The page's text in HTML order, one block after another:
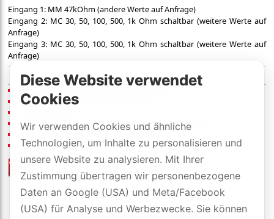
Eingang 1: MM 47kOhm (andere Werte auf Anfrage)
Eingang 2: MC 30, 50, 100, 500, 1k Ohm schaltbar (weitere Werte auf
Anfrage)
Eingang 3: MC 30, 50, 100, 500, 1k Ohm schaltbar (weitere Werte auf
Anfrage)
Rein diskrete Schaltung Single Ended Class-A
2 separat adaptierbare MC Eingänge
ExternesNetzteilnötig, kaskadierbar mitAbsolute PRE
Dimensionen (B×H×T): 21.5×6.8×29.0 cm
Ausführung:
Preisliste/offizielle Händler
mit 5 Jahre DYNAVOX-SWISS-GARANTIE
Diese Website verwendet
Cookies
Wir verwenden Cookies und ähnliche
Technologien, um Inhalte zu personalisieren und
unsere Website zu analysieren. Mit Ihrer
Zustimmung übertragen wir personenbezogene
Daten an Google (USA) und Meta/Facebook
(USA) für Analyse und Werbezwecke. Sie können